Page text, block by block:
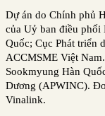
Dự án do Chính phủ
của Uỷ ban điều
Quốc; Cục Phát triển
ACCMSME Việt
Sookmyung Hàn
Dương (APWINC).
Vinalink.